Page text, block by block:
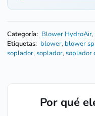
Categoría: Blower HydroAir,
Etiquetas: blower, blower
soplador,soplador,soplador
Por qué